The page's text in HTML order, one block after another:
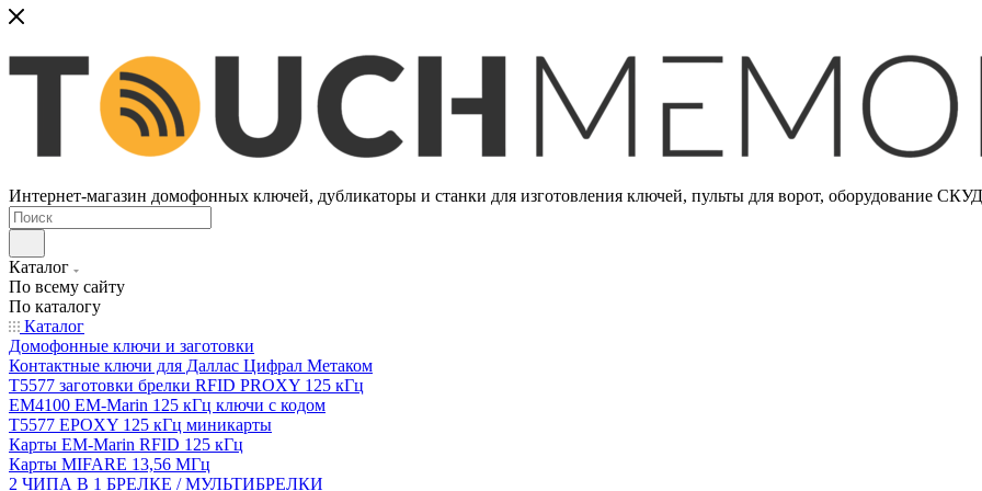
Интернет-магазин домофонных ключей, дубликаторы и станки для изготовления ключей, пульты для ворот, оборудование
Каталог
По всему сайту
По каталогу
Каталог
Домофонные ключи и заготовки
Контактные ключи для Даллас Цифрал Метаком
T5577 заготовки брелки RFID PROXY 125 кГц
EM4100 EM-Marin 125 кГц ключи с кодом
T5577 EPOXY 125 кГц миникарты
Карты EM-Marin RFID 125 кГц
Карты MIFARE 13,56 МГц
2 ЧИПА В 1 БРЕЛКЕ / МУЛЬТИБРЕЛКИ